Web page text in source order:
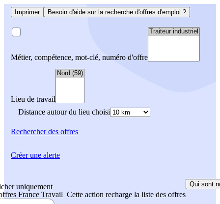
Imprimer Besoin d'aide sur la recherche d'offres d'emploi ?
Métier, compétence, mot-clé, numéro d'offre
Lieu de travail
Distance autour du lieu choisi
Rechercherdes offres
uniquement
France Travail Cette action recharge la liste des offres
Qui sont
Créer une alerte